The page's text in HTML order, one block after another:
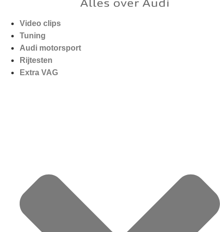
Video clips
Tuning
Audi motorsport
Rijtesten
Extra VAG